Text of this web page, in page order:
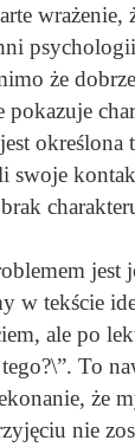
wrażenie,
że
pokazuje
określona
swoje
jest
w tekście
ale po
To
że
nie